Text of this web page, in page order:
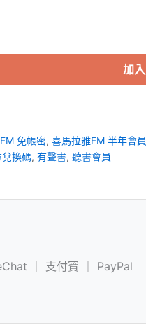
加
免帳密, 喜馬拉雅FM 半年會
兌換碼, 有聲書, 聽書會員
｜ 支付寶 ｜ PayPal